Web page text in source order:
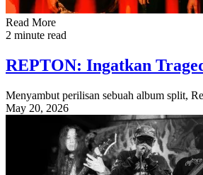
Read More
2 minute read
REPTON: Ingatkan
Menyambut perilisan sebuah album split,
May 20, 2026